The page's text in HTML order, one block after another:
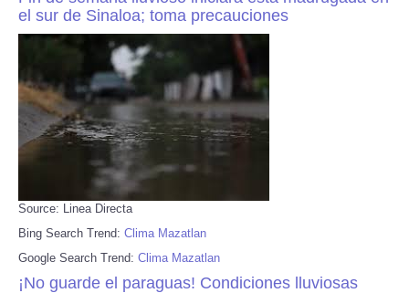
el sur de Sinaloa; toma precauciones
Source: Linea Directa
Bing Search Trend: Clima Mazatlan
Google Search Trend: Clima Mazatlan
¡No guarde el paraguas! Condiciones lluviosas